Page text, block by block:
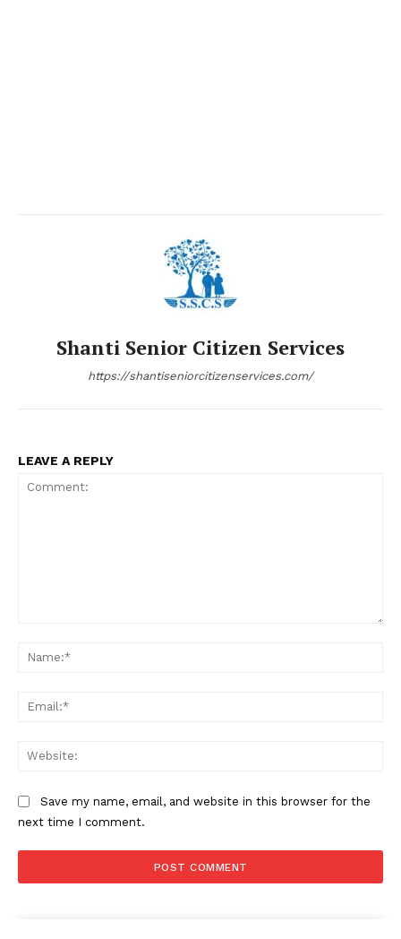
Shanti Senior Citizen Services
https://shantiseniorcitizenservices.com/
LEAVE A REPLY
Save my name, email, and website in this browser for the
next time I comment.